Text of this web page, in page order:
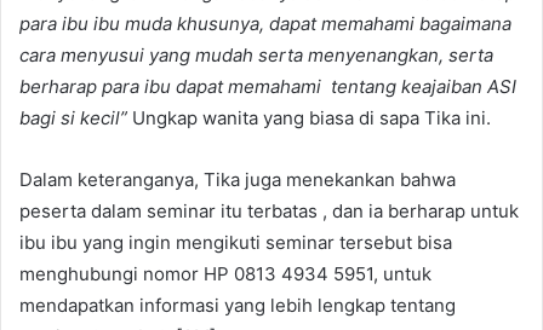
para ibu ibu muda khusunya, dapat memahami bagaimana
cara menyusui yang mudah serta menyenangkan, serta
berharap para ibu dapat memahami tentang keajaiban ASI
bagi si kecil” Ungkap wanita yang biasa di sapa Tika ini.
Dalam keteranganya, Tika juga menekankan bahwa
peserta dalam seminar itu terbatas , dan ia berharap untuk
ibu ibu yang ingin mengikuti seminar tersebut bisa
menghubungi nomor HP 0813 4934 5951, untuk
mendapatkan informasi yang lebih lengkap tentang